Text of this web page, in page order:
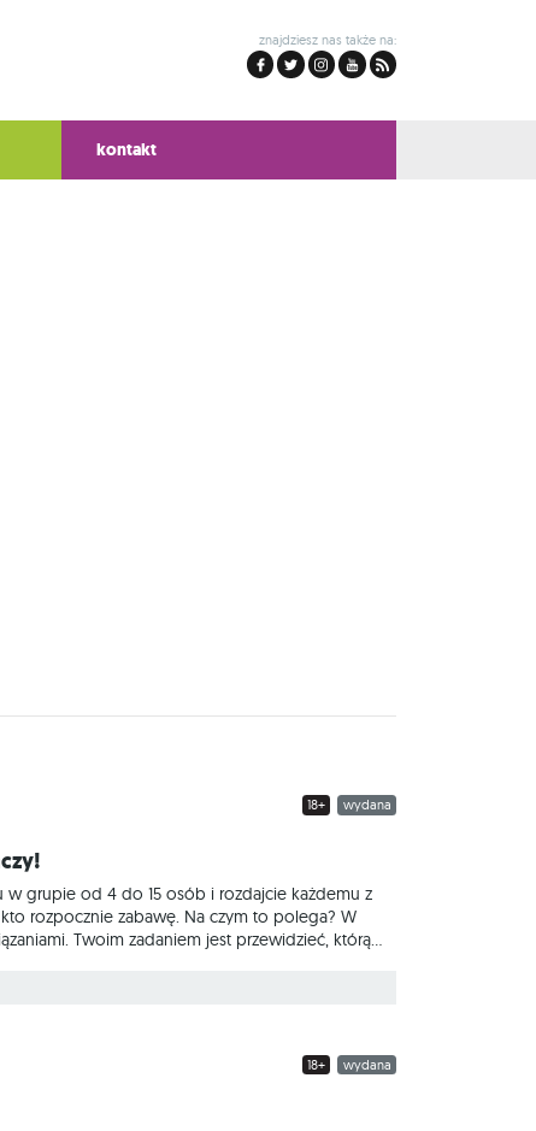
znajdziesz nas także na:
kontakt
wydana
18+
grupie od 4 do 15 osób i rozdajcie każdemu z
rozpocznie zabawę. Na czym to polega? W
Twoim zadaniem jest przewidzieć, którą
wydana
18+